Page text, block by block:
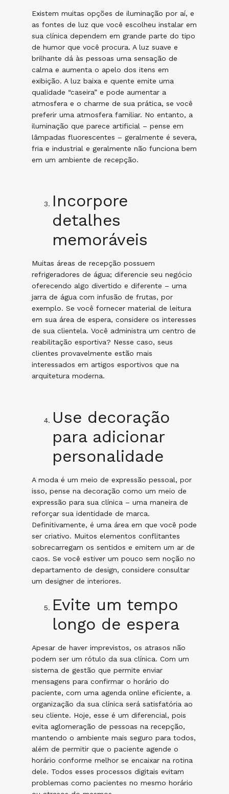
Existem muitas opções de iluminação por aí, e
as fontes de luz que você escolheu instalar em
sua clínica dependem em grande parte do tipo
de humor que você procura. A luz suave e
brilhante dá às pessoas uma sensação de
calma e aumenta o apelo dos itens em
exibição. A luz baixa e quente emite uma
qualidade “caseira” e pode aumentar a
atmosfera e o charme de sua prática, se você
preferir uma atmosfera familiar. No entanto, a
iluminação que parece artificial – pense em
lâmpadas fluorescentes – geralmente é severa,
fria e industrial e geralmente não funciona bem
em um ambiente de recepção.
Incorpore
detalhes
memoráveis
Muitas áreas de recepção possuem
refrigeradores de água; diferencie seu negócio
oferecendo algo divertido e diferente – uma
jarra de água com infusão de frutas, por
exemplo. Se você fornecer material de leitura
em sua área de espera, considere os interesses
de sua clientela. Você administra um centro de
reabilitação esportiva? Nesse caso, seus
clientes provavelmente estão mais
interessados em artigos esportivos que na
arquitetura moderna.
Use decoração
para adicionar
personalidade
A moda é um meio de expressão pessoal, por
isso, pense na decoração como um meio de
expressão para sua clínica – uma maneira de
reforçar sua identidade de marca.
Definitivamente, é uma área em que você pode
ser criativo. Muitos elementos conflitantes
sobrecarregam os sentidos e emitem um ar de
caos. Se você estiver um pouco sem noção no
departamento de design, considere consultar
um designer de interiores.
Evite um tempo
longo de espera
Apesar de haver imprevistos, os atrasos não
podem ser um rótulo da sua clínica. Com um
sistema de gestão que permite enviar
mensagens para confirmar o horário do
paciente, com uma agenda online eficiente, a
organização da sua clínica será satisfatória ao
seu cliente. Hoje, esse é um diferencial, pois
evita aglomeração de pessoas na recepção,
mantendo o ambiente mais seguro para todos,
além de permitir que o paciente agende o
horário conforme melhor se encaixar na rotina
dele. Todos esses processos digitais evitam
problemas como pacientes no mesmo horário